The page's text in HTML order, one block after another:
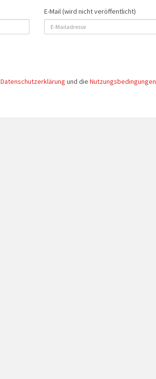
E-Mail (wird nicht veröffentlicht)
Datenschutzerklärung und die Nutzungsbedingungen